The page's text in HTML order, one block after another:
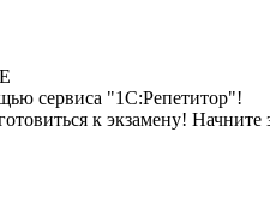
сервиса "1С:Репетитор"!
к экзамену! Начните